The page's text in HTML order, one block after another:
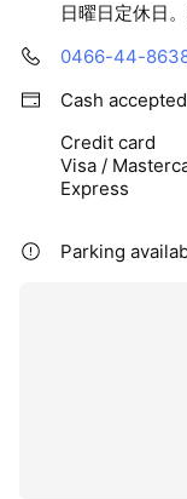
日曜日定休日
0466-44-
Cash accepted
Credit card
Visa /
Express
Parking